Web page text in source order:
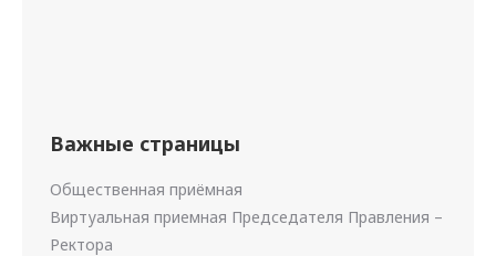
Важные страницы
Общественная приёмная
Виртуальная приемная Председателя Правления –
Ректора